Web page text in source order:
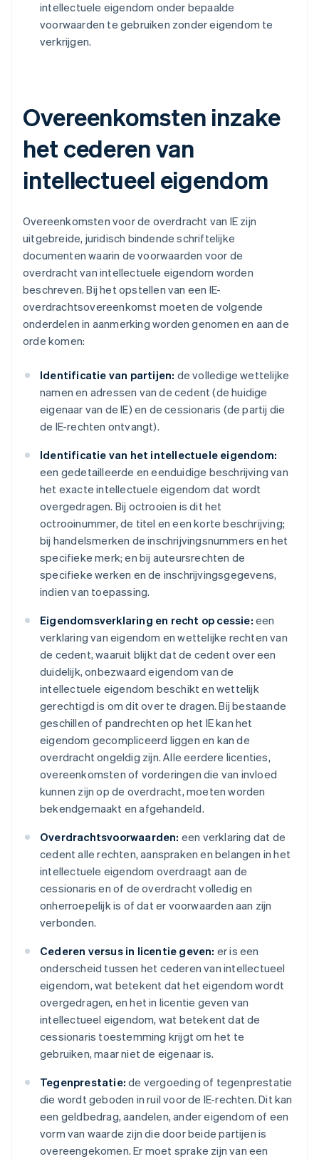
intellectuele eigendom onder bepaalde
voorwaarden te gebruiken zonder eigendom te
verkrijgen.
Overeenkomsten inzake
het cederen van
intellectueel eigendom
Overeenkomsten voor de overdracht van IE zijn
uitgebreide, juridisch bindende schriftelijke
documenten waarin de voorwaarden voor de
overdracht van intellectuele eigendom worden
beschreven. Bij het opstellen van een IE-
overdrachtsovereenkomst moeten de volgende
onderdelen in aanmerking worden genomen en aan de
orde komen:
Identificatie van partijen: de volledige wettelijke
namen en adressen van de cedent (de huidige
eigenaar van de IE) en de cessionaris (de partij die
de IE-rechten ontvangt).
Identificatie van het intellectuele eigendom:
een gedetailleerde en eenduidige beschrijving van
het exacte intellectuele eigendom dat wordt
overgedragen. Bij octrooien is dit het
octrooinummer, de titel en een korte beschrijving;
bij handelsmerken de inschrijvingsnummers en het
specifieke merk; en bij auteursrechten de
specifieke werken en de inschrijvingsgegevens,
indien van toepassing.
Eigendomsverklaring en recht op cessie: een
verklaring van eigendom en wettelijke rechten van
de cedent, waaruit blijkt dat de cedent over een
duidelijk, onbezwaard eigendom van de
intellectuele eigendom beschikt en wettelijk
gerechtigd is om dit over te dragen. Bij bestaande
geschillen of pandrechten op het IE kan het
eigendom gecompliceerd liggen en kan de
overdracht ongeldig zijn. Alle eerdere licenties,
overeenkomsten of vorderingen die van invloed
kunnen zijn op de overdracht, moeten worden
bekendgemaakt en afgehandeld.
Overdrachtsvoorwaarden: een verklaring dat de
cedent alle rechten, aanspraken en belangen in het
intellectuele eigendom overdraagt aan de
cessionaris en of de overdracht volledig en
onherroepelijk is of dat er voorwaarden aan zijn
verbonden.
Cederen versus in licentie geven: er is een
onderscheid tussen het cederen van intellectueel
eigendom, wat betekent dat het eigendom wordt
overgedragen, en het in licentie geven van
intellectueel eigendom, wat betekent dat de
cessionaris toestemming krijgt om het te
gebruiken, maar niet de eigenaar is.
Tegenprestatie: de vergoeding of tegenprestatie
die wordt geboden in ruil voor de IE-rechten. Dit kan
een geldbedrag, aandelen, ander eigendom of een
vorm van waarde zijn die door beide partijen is
overeengekomen. Er moet sprake zijn van een